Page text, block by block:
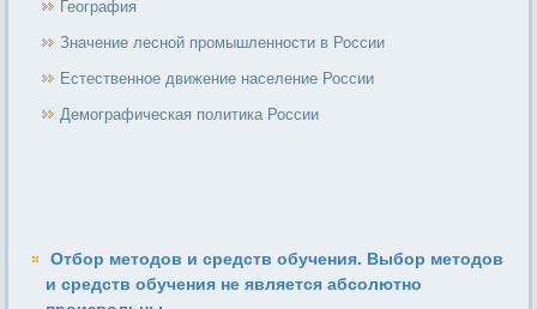
География
Значение лесной промышленности в России
Естественное движение население России
Демографическая политика России
Отбор методов и средств обучения. Выбор методов
и средств обучения не является абсолютно